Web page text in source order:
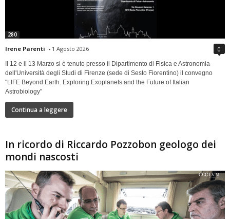
280
Irene Parenti - 1 Agosto 2026 0
Il 12 e il 13 Marzo si è tenuto presso il Dipartimento di Fisica e Astronomia
dell'Università degli Studi di Firenze (sede di Sesto Fiorentino) il convegno
"LIFE Beyond Earth. Exploring Exoplanets and the Future of Italian
Astrobiology"
Continua a leggere
In ricordo di Riccardo Pozzobon geologo dei
mondi nascosti